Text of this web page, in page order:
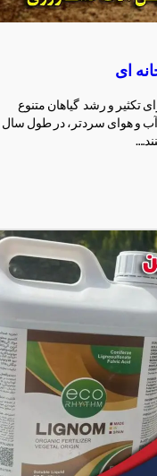
ای
تکثیر و رشد گیاهان متنوع
آب و هوای سردتر، در طول سال